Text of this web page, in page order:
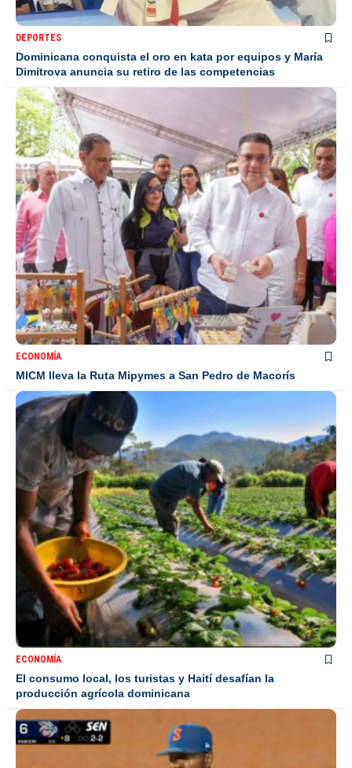
DEPORTES
Dominicana conquista el oro en kata por equipos y María
Dimitrova anuncia su retiro de las competencias
ECONOMÍA
MICM lleva la Ruta Mipymes a San Pedro de Macorís
ECONOMÍA
El consumo local, los turistas y Haití desafían la
producción agrícola dominicana